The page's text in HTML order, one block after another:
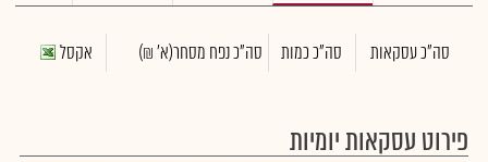
סה"כ עסקאות סה"כ כמות סה"כ נפח מסחר(א' ₪) אקסל
פירוט עסקאות יומיות